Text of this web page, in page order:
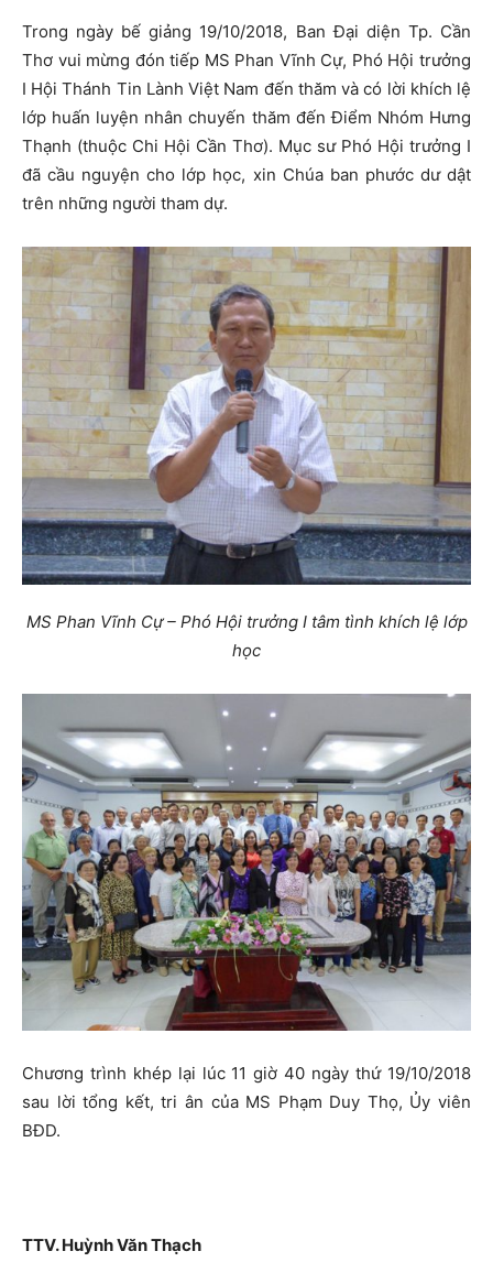
Trong ngày bế giảng 19/10/2018, Ban Đại diện Tp. Cần
Thơ vui mừng đón tiếp MS Phan Vĩnh Cự, Phó Hội trưởng
I Hội Thánh Tin Lành Việt Nam đến thăm và có lời khích lệ
lớp huấn luyện nhân chuyến thăm đến Điểm Nhóm Hưng
Thạnh (thuộc Chi Hội Cần Thơ). Mục sư Phó Hội trưởng I
đã cầu nguyện cho lớp học, xin Chúa ban phước dư dật
trên những người tham dự.
MS Phan Vĩnh Cự – Phó Hội trưởng I tâm tình khích lệ lớp
học
Chương trình khép lại lúc 11 giờ 40 ngày thứ 19/10/2018
sau lời tổng kết, tri ân của MS Phạm Duy Thọ, Ủy viên
BĐD.
TTV. Huỳnh Văn Thạch